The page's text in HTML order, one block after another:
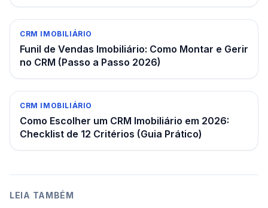
CRM IMOBILIÁRIO
Funil de Vendas Imobiliário: Como Montar e Gerir
no CRM (Passo a Passo 2026)
CRM IMOBILIÁRIO
Como Escolher um CRM Imobiliário em 2026:
Checklist de 12 Critérios (Guia Prático)
LEIA TAMBÉM